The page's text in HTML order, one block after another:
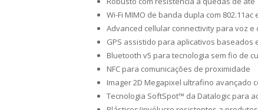
Wi-Fi MIMO de banda dupla com
Advanced cellular connectivity para voz e
GPS assistido para aplicativos baseados
Bluetooth v5 para tecnologia sem fio de
NFC para comunicações de proximidade
Imager 2D Megapixel ultrafino avançado
Tecnologia SoftSpot™ da Datalogic para